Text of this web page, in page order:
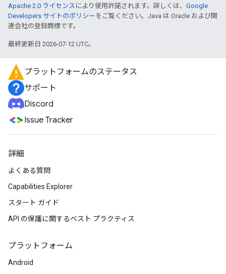
Apache 2.0 ライセンス により使用許諾されます。詳しくは、 Google
Developers サイトのポリシー をご覧ください。Java は Oracle および関
連会社の登録商標です。
最終更新日 2026-07-12 UTC。
プラットフォームのステータス
サポート
Discord
Issue Tracker
詳細
よくある質問
Capabilities Explorer
スタート ガイド
API の保護に関するベスト プラクティス
プラットフォーム
Android